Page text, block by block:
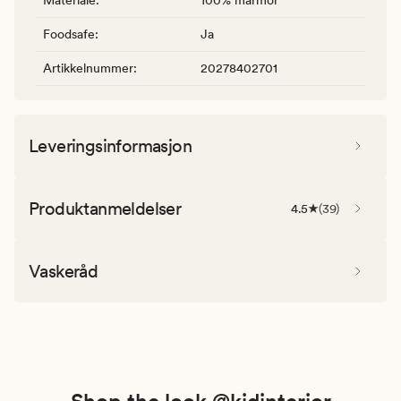
Foodsafe: Ja
Artikkelnummer: 20278402701
Leveringsinformasjon
Produktanmeldelser 4.5 (39)
Vaskeråd